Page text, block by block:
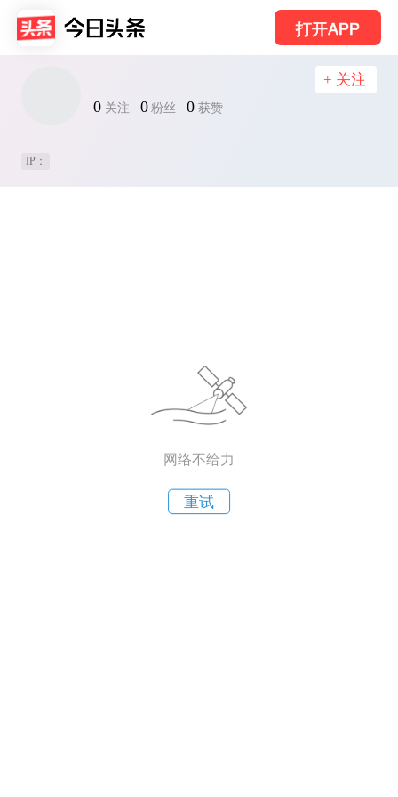
打开APP
0 关注 0 粉丝 0 获赞
+ 关注
IP：
网络不给力
重试